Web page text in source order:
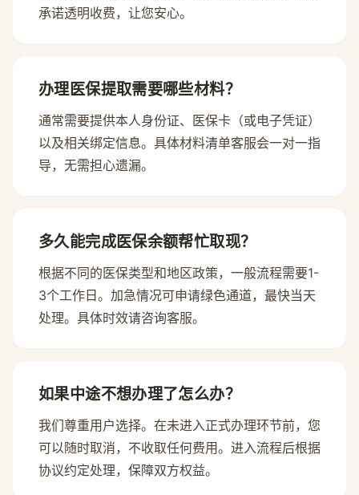
承诺透明收费，让您安心。
办理医保提取需要哪些材料？
通常需要提供本人身份证、医保卡（或电子凭证）
以及相关绑定信息。具体材料清单客服会一对一指
导，无需担心遗漏。
多久能完成医保余额帮忙取现？
根据不同的医保类型和地区政策，一般流程需要1-
3个工作日。加急情况可申请绿色通道，最快当天
处理。具体时效请咨询客服。
如果中途不想办理了怎么办？
我们尊重用户选择。在未进入正式办理环节前，您
可以随时取消，不收取任何费用。进入流程后根据
协议约定处理，保障双方权益。